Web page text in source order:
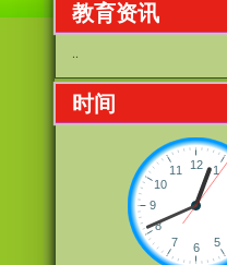
教育资讯
..
时间